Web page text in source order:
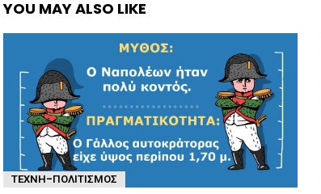
YOU MAY ALSO LIKE
ΤΈΧΝΗ-ΠΟΛΙΤΙΣΜΌΣ